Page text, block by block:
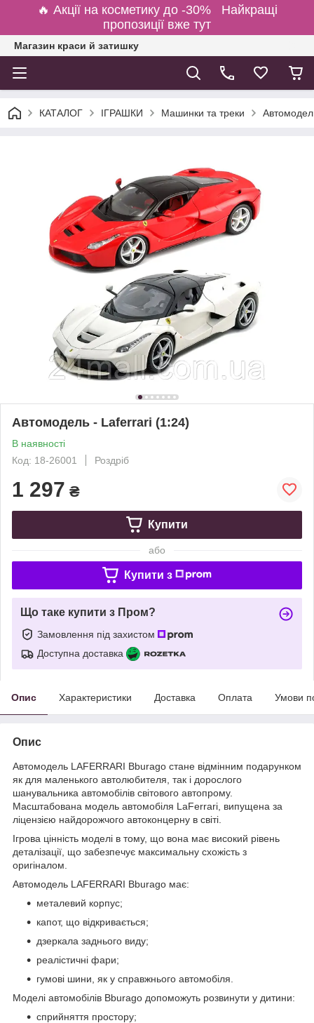
🔥 Акції на косметику до -30% Найкращі
пропозиції вже тут
Магазин краси й затишку
КАТАЛОГ ІГРАШКИ Машинки та треки
Автомодель - Laferrari (1:24)
В наявності
Код: 18-26001
Роздріб
1 297 ₴
Купити
або
Купити з
Що таке купити з Пром?
Замовлення під захистом
Доступна доставка
Опис Характеристики Доставка Оплата Умови
Опис
Автомодель LAFERRARI Bburago стане відмінним подарунком
як для маленького автолюбителя, так і дорослого
шанувальника автомобілів світового автопрому.
Масштабована модель автомобіля LaFerrari, випущена за
ліцензією найдорожчого автоконцерну в світі.
Ігрова цінність моделі в тому, що вона має високий рівень
деталізації, що забезпечує максимальну схожість з
оригіналом.
Автомодель LAFERRARI Bburago має:
металевий корпус;
капот, що відкривається;
дзеркала заднього виду;
реалістичні фари;
гумові шини, як у справжнього автомобіля.
Моделі автомобілів Bburago допоможуть розвинути у дитини:
сприйняття простору;